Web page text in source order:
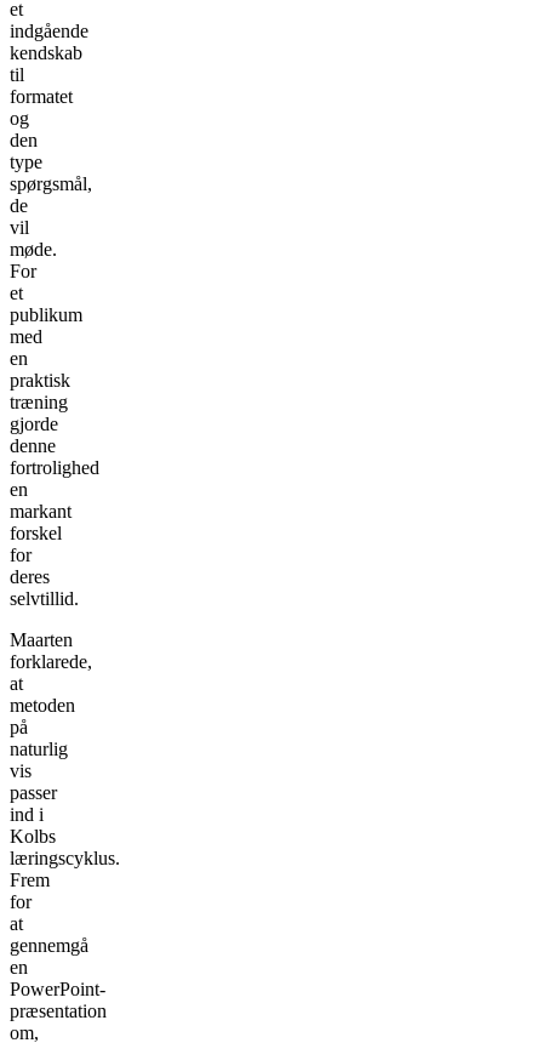
et
indgående
kendskab
til
formatet
og
den
type
spørgsmål,
de
vil
møde.
For
et
publikum
med
en
praktisk
træning
gjorde
denne
fortrolighed
en
markant
forskel
for
deres
selvtillid.
Maarten
forklarede,
at
metoden
på
naturlig
vis
passer
ind i
Kolbs
læringscyklus.
Frem
for
at
gennemgå
en
PowerPoint-
præsentation
om,